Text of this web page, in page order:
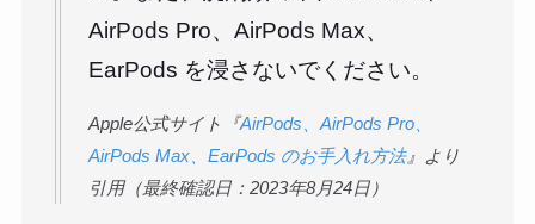
AirPods Pro、AirPods Max、
EarPods を浸さないでください。
Apple公式サイト『AirPods、AirPods Pro、
AirPods Max、EarPods のお手入れ方法』より
引用（最終確認日：2023年8月24日）